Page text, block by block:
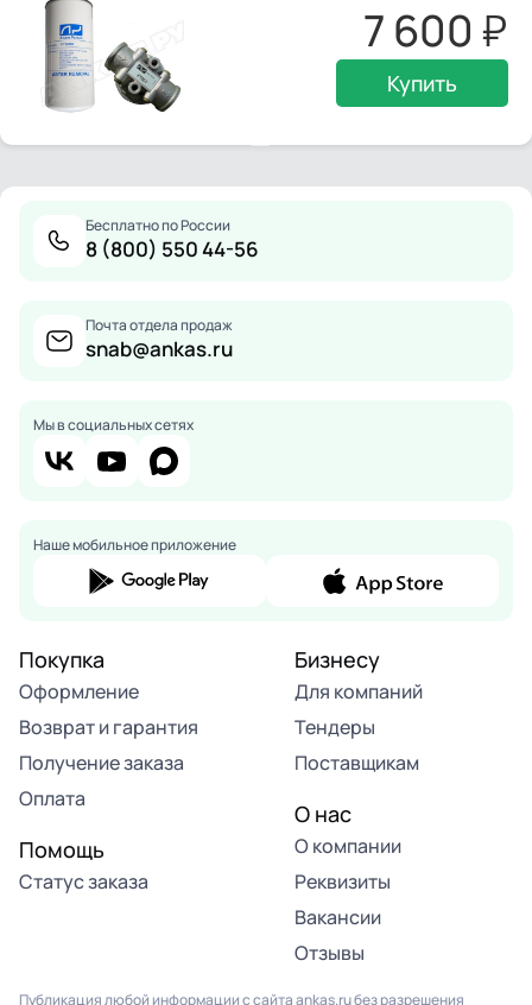
7 600
Купить
Бесплатно по России
8 (800) 550 44-56
Почта отдела продаж
snab@ankas.ru
Мы в социальных сетях
Наше мобильное приложение
Покупка
Оформление
Возврат и гарантия
Получение заказа
Оплата
Помощь
Статус заказа
Бизнесу
Для компаний
Тендеры
Поставщикам
О нас
О компании
Реквизиты
Вакансии
Отзывы
Публикация любой информации с сайта ankas.ru без разрешения